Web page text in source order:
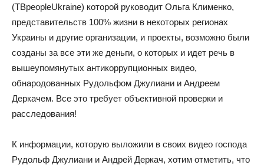
(TBpeopleUkraine) которой руководит Ольга Клименко,
представительств 100% жизни в некоторых регионах
Украины и другие организации, и проекты, возможно были
созданы за все эти же деньги, о которых и идет речь в
вышеупомянутых антикоррупционных видео,
обнародованных Рудольфом Джулиани и Андреем
Деркачем. Все это требует объективной проверки и
расследования!
К информации, которую выложили в своих видео господа
Рудольф Джулиани и Андрей Деркач, хотим отметить, что